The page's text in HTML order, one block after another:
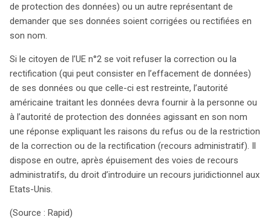
de protection des données) ou un autre représentant de
demander que ses données soient corrigées ou rectifiées en
son nom.
Si le citoyen de l’UE n°2 se voit refuser la correction ou la
rectification (qui peut consister en l’effacement de données)
de ses données ou que celle-ci est restreinte, l’autorité
américaine traitant les données devra fournir à la personne ou
à l’autorité de protection des données agissant en son nom
une réponse expliquant les raisons du refus ou de la restriction
de la correction ou de la rectification (recours administratif). Il
dispose en outre, après épuisement des voies de recours
administratifs, du droit d’introduire un recours juridictionnel aux
Etats-Unis.
(Source : Rapid)